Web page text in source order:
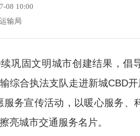
08 10:00
输局
巩固文明城市创建结果，倡
综合执法支队走进新城CBD
服务宣传活动，以暖心服务、
亮城市交通服务名片。